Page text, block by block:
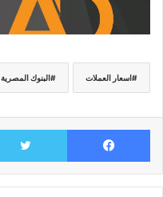
اسعار العملات البنوك المصرية
فيسبوك